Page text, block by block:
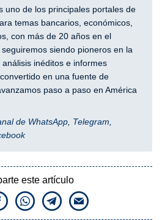
uno de los principales portales de
temas bancarios, económicos,
con más de 20 años en el
siendo pioneros en la
inéditos e informes
en una fuente de
paso a paso en América
de WhatsApp Telegram
este artículo